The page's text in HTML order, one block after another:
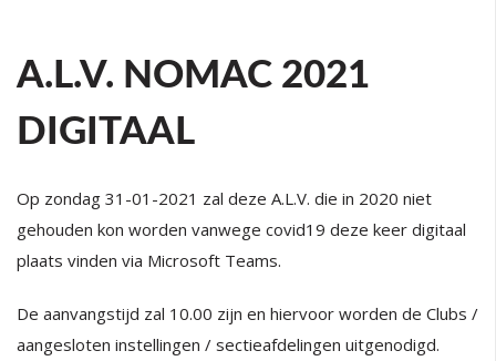
A.L.V. NOMAC 2021
DIGITAAL
Op zondag 31-01-2021 zal deze A.L.V. die in 2020 niet
gehouden kon worden vanwege covid19 deze keer digitaal
plaats vinden via Microsoft Teams.
De aanvangstijd zal 10.00 zijn en hiervoor worden de Clubs /
aangesloten instellingen / sectieafdelingen uitgenodigd.